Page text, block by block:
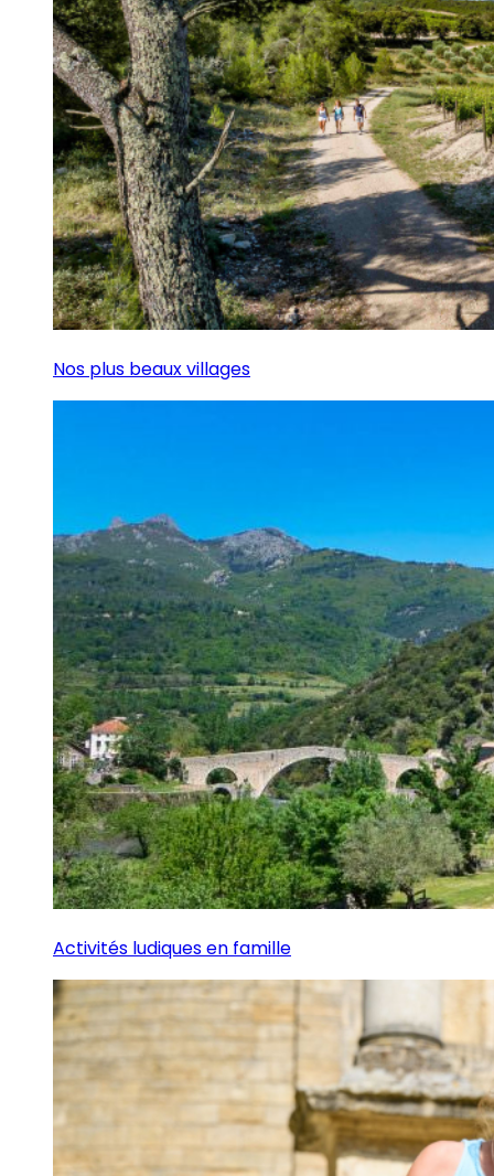
Nos plus beaux villages
Activités ludiques en famille